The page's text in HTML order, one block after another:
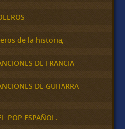
de la historia,
DE FRANCIA
DE GUITARRA
POP ESPAÑOL.